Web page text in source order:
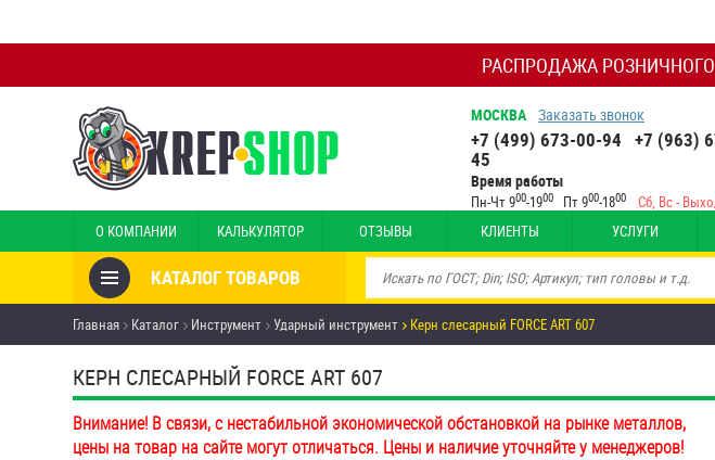
РАСПРОДАЖА РОЗНИЧНОГО
МОСКВА Заказать звонок
+7 (499) 673-00-94 +7 (963)
45
Время работы
Пн-Чт 900-1900 Пт 900-1800 Сб, Вс -
О КОМПАНИИ КАЛЬКУЛЯТОР ОТЗЫВЫ КЛИЕНТЫ УСЛУГИ
КАТАЛОГ ТОВАРОВ
Товары со скидкой
Анкеры
Антивандальный крепёж,
инструмент
Главная Каталог Инструмент Ударный инструмент Керн слесарный FORCE ART 607
КЕРН СЛЕСАРНЫЙ FORCE ART 607
Внимание! В связи, с нестабильной экономической обстановкой на рынке металлов,
цены на товар на сайте могут отличаться. Цены и наличие уточняйте у менеджеров!